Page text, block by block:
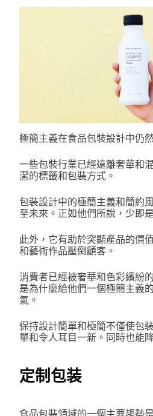
極簡主義在食品包裝設計中仍
一些包裝行業已經遠離奢華和
潔的標籤和包裝方式。
包裝設計中的極簡主義和簡約
至未來。正如他們所說，少即
此外，它有助於突顯產品的價
和藝術作品壓倒顧客。
消費者已經被奢華和色彩繽紛
是為什麼給他們一個極簡主義
氣。
保持設計簡單和極簡不僅使包
單和令人耳目一新。同時也能
定制包装